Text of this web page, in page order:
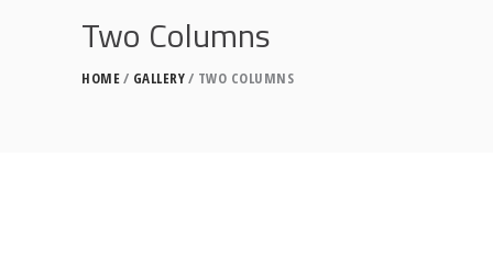
Two Columns
HOME GALLERY TWO COLUMNS